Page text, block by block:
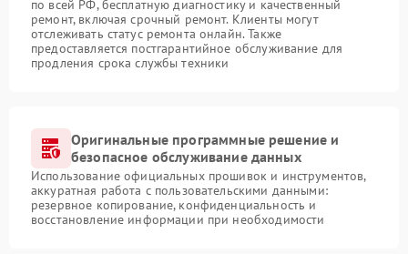
по всей РФ, бесплатную диагностику и качественный
ремонт, включая срочный ремонт. Клиенты могут
отслеживать статус ремонта онлайн. Также
предоставляется постгарантийное обслуживание для
продления срока службы техники
Оригинальные программные решение и
безопасное обслуживание данных
Использование официальных прошивок и инструментов,
аккуратная работа с пользовательскими данными:
резервное копирование, конфиденциальность и
восстановление информации при необходимости